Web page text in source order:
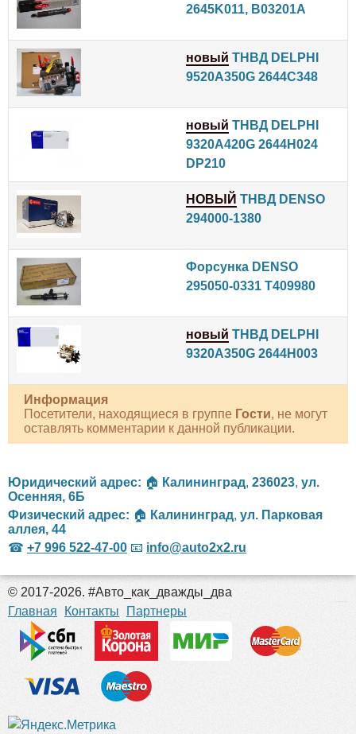
2645K011, B03201A
новый ТНВД DELPHI
9520A350G 2644C348
новый ТНВД DELPHI
9320A420G 2644H024
DP210
НОВЫЙ ТНВД DENSO
294000-1380
Форсунка DENSO
295050-0331 T409980
новый ТНВД DELPHI
9320A350G 2644H003
Информация
Посетители, находящиеся в группе Гости, не могут
оставлять комментарии к данной публикации.
Юридический адрес: 🏠 Калининград, 236023, ул.
Осенняя, 6Б
Физический адрес: 🏠 Калининград, ул. Парковая
аллея, 44
☎ +7 996 522-47-00 📧 info@auto2x2.ru
© 2017-2026. #Авто_как_дважды_два
Главная
Контакты Партнеры